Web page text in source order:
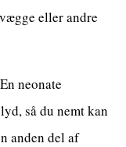
eller andre
neonate
så du nemt kan
anden del af